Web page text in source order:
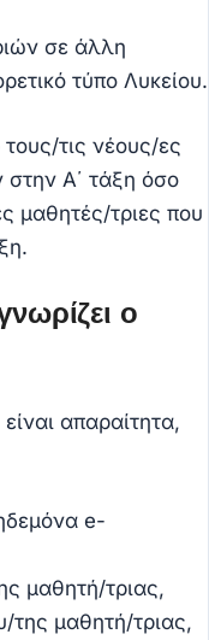
σε άλλη
τύπο Λυκείου.
τις νέους/ες
στην Α΄ τάξη όσο
μαθητές/τριες που
ο
απαραίτητα,
e-
μαθητή/τριας,
της μαθητή/τριας,